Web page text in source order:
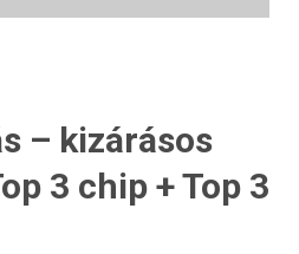
– kizárásos
3 chip + Top 3